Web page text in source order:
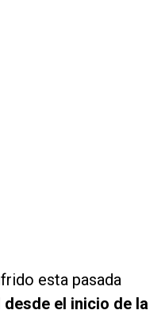
esta pasada
el inicio de la